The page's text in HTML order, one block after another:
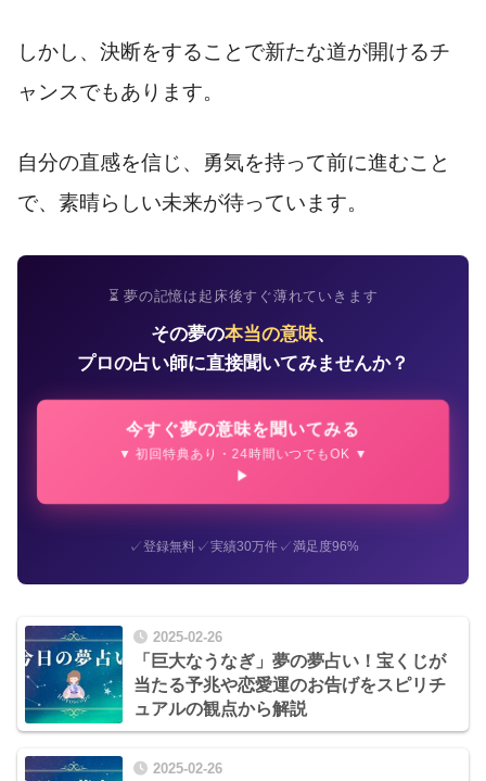
しかし、決断をすることで新たな道が開けるチ
ャンスでもあります。
自分の直感を信じ、勇気を持って前に進むこと
で、素晴らしい未来が待っています。
⏳ 夢の記憶は起床後すぐ薄れていきます
その夢の本当の意味、
プロの占い師に直接聞いてみませんか？
今すぐ夢の意味を聞いてみる
▼ 初回特典あり・24時間いつでもOK ▼
✓登録無料✓実績30万件✓満足度96%
2025-02-26
「巨大なうなぎ」夢の夢占い！宝くじが
当たる予兆や恋愛運のお告げをスピリチ
ュアルの観点から解説
2025-02-26